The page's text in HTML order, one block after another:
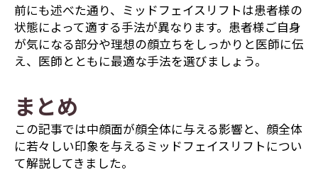
前にも述べた通り、ミッドフェイスリフトは患者様の
状態によって適する手法が異なります。患者様ご自身
が気になる部分や理想の顔立ちをしっかりと医師に伝
え、医師とともに最適な手法を選びましょう。
まとめ
この記事では中顔面が顔全体に与える影響と、顔全体
に若々しい印象を与えるミッドフェイスリフトについ
て解説してきました。